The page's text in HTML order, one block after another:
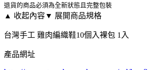
退貨的商品必須為全新狀態且完整包裝
▲ 收起內容▼ 展開商品規格
台灣手工 雞肉編織鞋10個入裸包 1入
產品網址